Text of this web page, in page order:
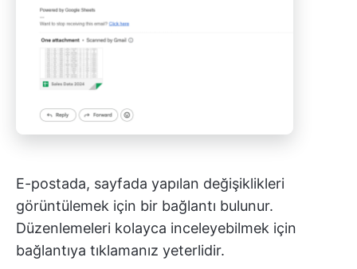
E-postada, sayfada yapılan değişiklikleri
görüntülemek için bir bağlantı bulunur.
Düzenlemeleri kolayca inceleyebilmek için
bağlantıya tıklamanız yeterlidir.